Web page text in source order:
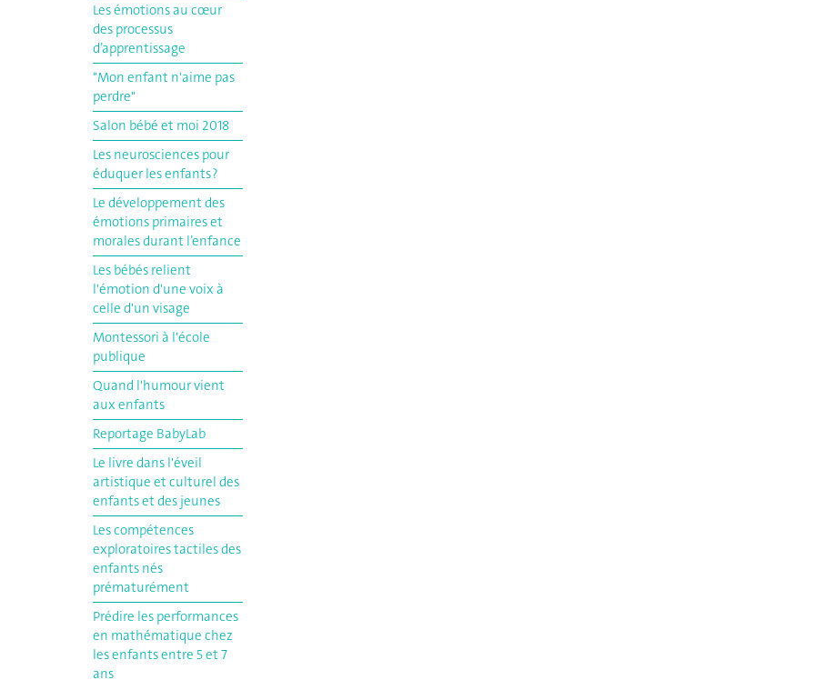
Les émotions au cœur
des processus
d’apprentissage
"Mon enfant n'aime pas
perdre"
Salon bébé et moi 2018
Les neurosciences pour
éduquer les enfants ?
Le développement des
émotions primaires et
morales durant l’enfance
Les bébés relient
l'émotion d'une voix à
celle d'un visage
Montessori à l'école
publique
Quand l'humour vient
aux enfants
Reportage BabyLab
Le livre dans l'éveil
artistique et culturel des
enfants et des jeunes
Les compétences
exploratoires tactiles des
enfants nés
prématurément
Prédire les performances
en mathématique chez
les enfants entre 5 et 7
ans